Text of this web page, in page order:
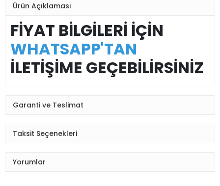
Ürün Açıklaması
FİYAT BİLGİLERİ İÇİN
WHATSAPP'TAN
İLETİŞİME GEÇEBİLİRSİNİZ
Garanti ve Teslimat
Taksit Seçenekleri
Yorumlar